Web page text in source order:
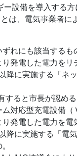
設備を導入する方
は、電気事業者に
れにも該当するも
り発電した電力を
に実施する「ネ
ると市長が認め
ム対応型充電設備
り発電した電力を
降に実施する「電